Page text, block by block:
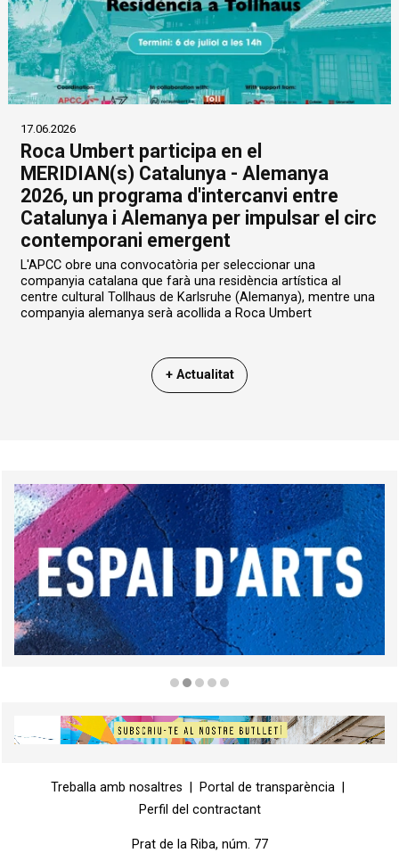
17.06.2026
Roca Umbert participa en el
MERIDIAN(s) Catalunya - Alemanya
2026, un programa d'intercanvi entre
Catalunya i Alemanya per impulsar el circ
contemporani emergent
L'APCC obre una convocatòria per seleccionar una
companyia catalana que farà una residència artística al
centre cultural Tollhaus de Karlsruhe (Alemanya), mentre una
companyia alemanya serà acollida a Roca Umbert
+ Actualitat
Treballa amb nosaltres
Portal de transparència
Perfil del contractant
Prat de la Riba, núm. 77